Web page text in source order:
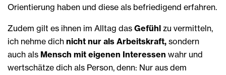
Orientierung haben und diese als befriedigend erfahren.
Zudem gilt es ihnen im Alltag das Gefühl zu vermitteln,
ich nehme dich nicht nur als Arbeitskraft, sondern
auch als Mensch mit eigenen Interessen wahr und
wertschätze dich als Person, denn: Nur aus dem